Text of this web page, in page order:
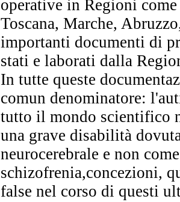
operative in Regioni
Toscana, Marche,
importanti documenti di
stati e laborati dalla
In tutte queste
comun denominatore:
tutto il mondo scientifico
una grave disabilità
neurocerebrale e non
schizofrenia,concezioni,
false nel corso di questi